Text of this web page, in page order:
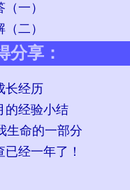
一）
二）
享：
长经历
的经验小结
生命的一部分
经一年了！